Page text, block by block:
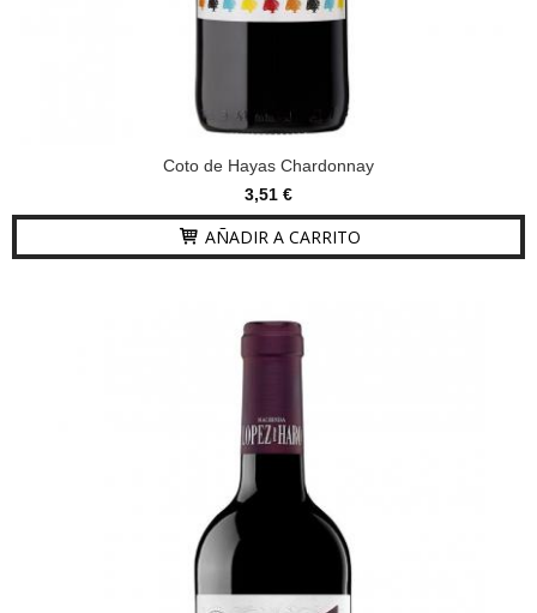
Coto de Hayas Chardonnay
3,51 €
AÑADIR A CARRITO